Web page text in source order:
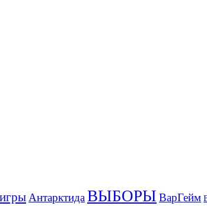
АнтарктидаВЫБОРЫ ВарГейм